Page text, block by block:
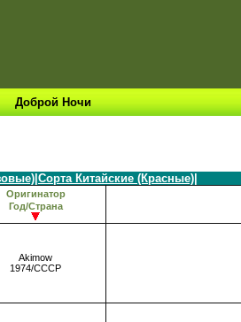
Доброй Ночи
Сорта Китайские (Красные)
Оригинатор
Год/Страна
Akimow
1974/СССР